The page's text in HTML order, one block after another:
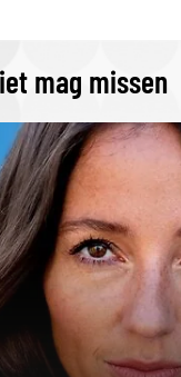
mag missen